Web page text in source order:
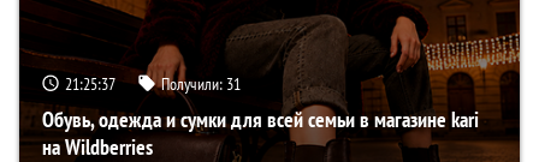
21:25:36 Получили: 31
Обувь, одежда и сумки для всей семьи в магазине kari
на Wildberries